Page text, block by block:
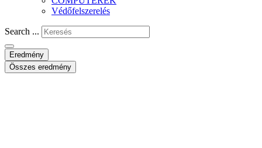
Védőfelszerelés
Search ...
Eredmény
Összes eredmény